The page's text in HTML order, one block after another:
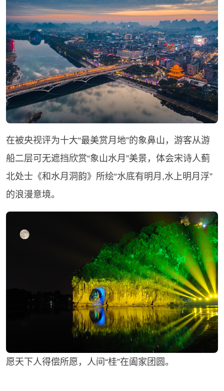
在被央视评为十大“最美赏月地”的象鼻山，游客从游
船二层可无遮挡欣赏“象山水月”美景，体会宋诗人蓟
北处士《和水月洞韵》所绘“水底有明月,水上明月浮”
的浪漫意境。
愿天下人得偿所愿，人间“桂”在阖家团圆。